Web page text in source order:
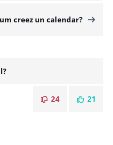
creez un calendar?
21
24